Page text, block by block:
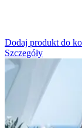
Dodaj produkt do
Szczegóły